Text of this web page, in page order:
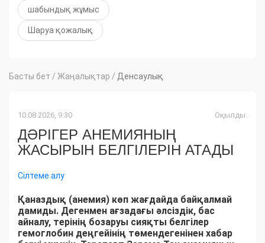
шабындық жұмыс
Шаруа қожалық
Басты бет / Жаңалықтар / Денсаулық
10.08.2026, 9:30 Оқылды:
ДӘРІГЕР АНЕМИЯНЫҢ
ЖАСЫРЫН БЕЛГІЛЕРІН АТАДЫ
Сілтеме алу
Қаназдық (анемия) көп жағдайда байқалмай
дамиды. Дегенмен ағзадағы әлсіздік, бас
айналу, терінің бозаруы сияқты белгілер
гемоглобин деңгейінің төмендегенінен хабар